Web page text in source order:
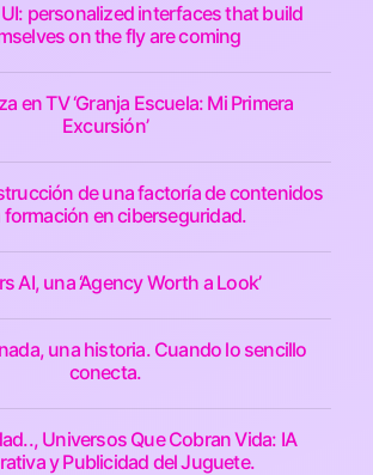
personalized interfaces that build
on the fly are coming
en TV ‘Granja Escuela: Mi Primera
Excursión’
de una factoría de contenidos
formación en ciberseguridad.
AI, una ‘Agency Worth a Look’
una historia. Cuando lo sencillo
conecta.
Universos Que Cobran Vida: IA
y Publicidad del Juguete.